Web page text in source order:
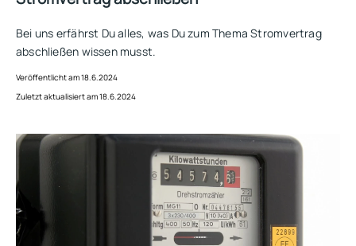
Bei uns erfährst Du alles, was Du zum Thema Stromvertrag
abschließen wissen musst.
Veröffentlicht am 18.6.2024
Zuletzt aktualisiert am 18.6.2024